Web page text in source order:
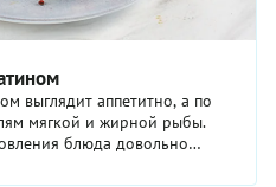
выглядит аппетитно, а по
мягкой и жирной рыбы.
блюда довольно
К тому же, ...